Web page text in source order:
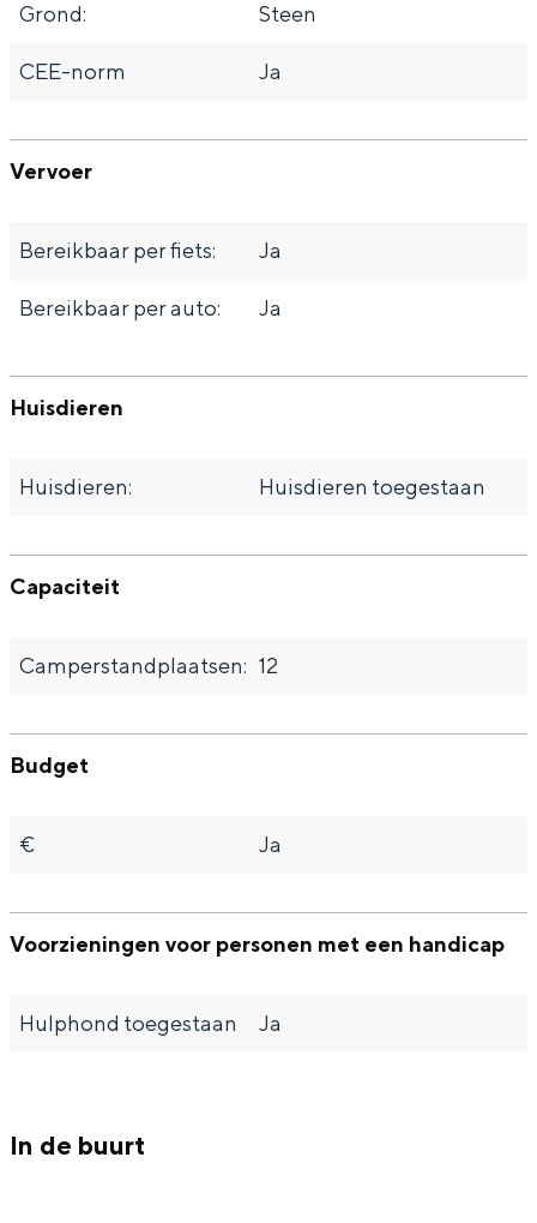
d
r
a
Grond: Steen
CEE-norm Ja
Vervoer
Bereikbaar per fiets: Ja
Bereikbaar per auto: Ja
Huisdieren
Huisdieren: Huisdieren toegestaan
Capaciteit
Camperstandplaatsen: 12
Budget
€ Ja
Voorzieningen voor personen met een handicap
Hulphond toegestaan Ja
In de buurt